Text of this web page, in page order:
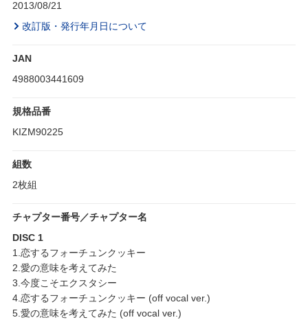
2013/08/21
改訂版・発行年月日について
JAN
4988003441609
規格品番
KIZM90225
組数
2枚組
チャプター番号／チャプター名
DISC 1
1.恋するフォーチュンクッキー
2.愛の意味を考えてみた
3.今度こそエクスタシー
4.恋するフォーチュンクッキー (off vocal ver.)
5.愛の意味を考えてみた (off vocal ver.)